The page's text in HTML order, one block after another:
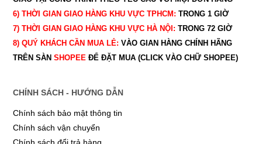
6) THỜI GIAN GIAO HÀNG KHU VỰC TPHCM: TRONG 1 GIỜ
7) THỜI GIAN GIAO HÀNG KHU VỰC HÀ NỘI: TRONG 72 GIỜ
8) QUÝ KHÁCH CẦN MUA LẺ: VÀO GIAN HÀNG CHÍNH HÃNG
TRÊN SÀN SHOPEEĐỂ ĐẶT MUA (CLICK VÀO CHỮ SHOPEE)
CHÍNH SÁCH - HƯỚNG DẪN
Chính sách bảo mật thông tin
Chính sách vận chuyển